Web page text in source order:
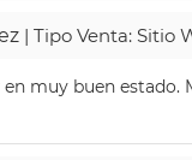
| Tipo Venta: Sitio
muy buen estado.